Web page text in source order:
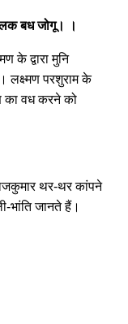
बध जोगू। ।
के द्वारा मुनि
लक्ष्मण परशुराम के
का वध करने को
थर-थर कांपने
भांति जानते हैं।